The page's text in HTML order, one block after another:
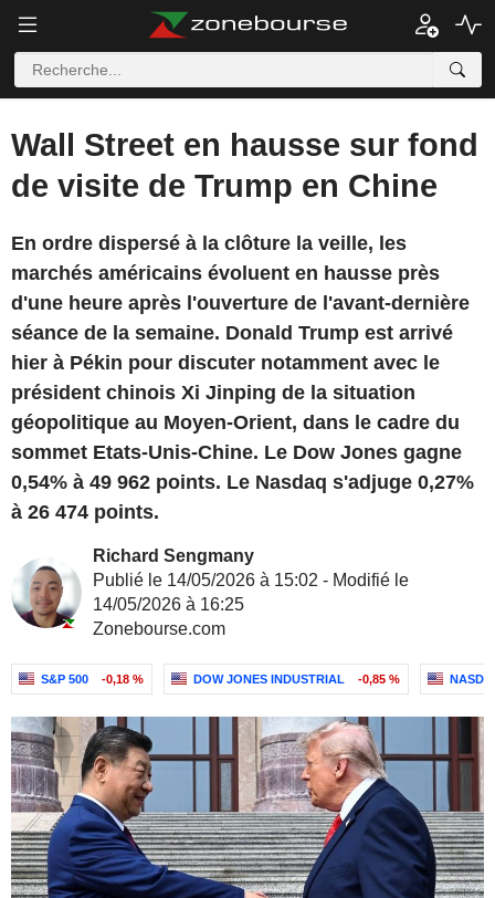
Wall Street en hausse sur fond
de visite de Trump en Chine
En ordre dispersé à la clôture la veille, les
marchés américains évoluent en hausse près
d'une heure après l'ouverture de l'avant-dernière
séance de la semaine. Donald Trump est arrivé
hier à Pékin pour discuter notamment avec le
président chinois Xi Jinping de la situation
géopolitique au Moyen-Orient, dans le cadre du
sommet Etats-Unis-Chine. Le Dow Jones gagne
0,54% à 49 962 points. Le Nasdaq s'adjuge 0,27%
à 26 474 points.
Richard Sengmany
Publié le 14/05/2026 à 15:02 - Modifié le
14/05/2026 à 16:25
Zonebourse.com
S&P 500 -0,18 % DOW JONES INDUSTRIAL -0,85 %